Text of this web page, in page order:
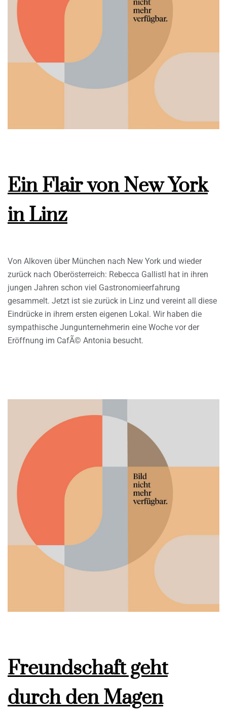
Ein Flair von New York
in Linz
Von Alkoven über München nach New York und wieder
zurück nach Oberösterreich: Rebecca Gallistl hat in ihren
jungen Jahren schon viel Gastronomieerfahrung
gesammelt. Jetzt ist sie zurück in Linz und vereint all diese
Eindrücke in ihrem ersten eigenen Lokal. Wir haben die
sympathische Jungunternehmerin eine Woche vor der
Eröffnung im CafÃ© Antonia besucht.
Freundschaft geht
durch den Magen